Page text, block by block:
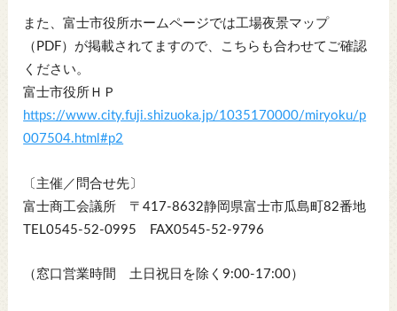
また、富士市役所ホームページでは工場夜景マップ
（PDF）が掲載されてますので、こちらも合わせてご確認
ください。
富士市役所ＨＰ
https://www.city.fuji.shizuoka.jp/1035170000/miryoku/p
007504.html#p2
〔主催／問合せ先〕
富士商工会議所 〒417-8632静岡県富士市瓜島町82番地
TEL0545-52-0995 FAX0545-52-9796
（窓口営業時間 土日祝日を除く9:00-17:00）